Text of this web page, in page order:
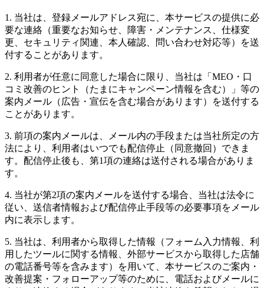
1. 当社は、登録メールアドレス宛に、本サービスの提供に必
要な連絡（重要なお知らせ、障害・メンテナンス、仕様変
更、セキュリティ関連、本人確認、問い合わせ対応等）を送
付することがあります。
2. 利用者が任意に同意した場合に限り、当社は「MEO・口
コミ改善のヒント（たまにキャンペーン情報を含む）」等の
案内メール（広告・宣伝を含む場合があります）を送付する
ことがあります。
3. 前項の案内メールは、メール内の手段または当社所定の方
法により、利用者はいつでも配信停止（同意撤回）できま
す。配信停止後も、第1項の連絡は送付される場合がありま
す。
4. 当社が第2項の案内メールを送付する場合、当社は法令に
従い、送信者情報および配信停止手段等の必要事項をメール
内に表示します。
5. 当社は、利用者から取得した情報（フォーム入力情報、利
用したツールに関する情報、外部サービスから取得した店舗
の電話番号等を含みます）を用いて、本サービスのご案内・
改善提案・フォローアップ等のために、電話およびメールに